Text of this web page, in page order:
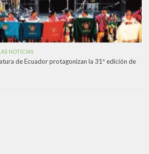
NOTICIAS
de Ecuador protagonizan la 31ª edición de